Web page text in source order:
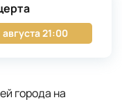
августа 21:00
города на